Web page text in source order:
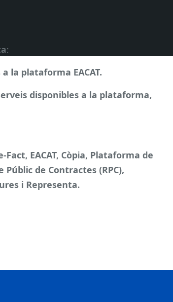
:
la plataforma EACAT.
disponibles a la plataforma,
Fact, EACAT, Còpia, Plataforma de
Públic de Contractes (RPC),
i Representa.